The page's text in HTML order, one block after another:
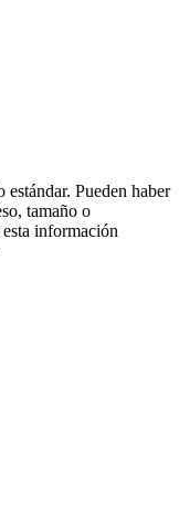
Pueden haber
tamaño o
información